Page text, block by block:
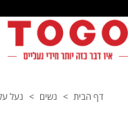
דף הבית > נשים > נעל